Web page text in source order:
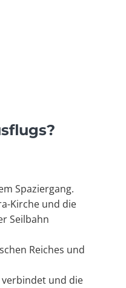
Spaziergang.
Kirche und die
Seilbahn
Reiches und
verbindet und die